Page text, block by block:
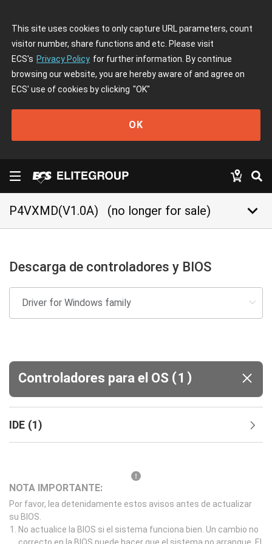
This site uses cookies to only capture URL parameters, count
visitor number, share functions and etc. Please visit
ECS's Privacy Policy for further information. By continue
browsing our website, you are hereby aware of and agree on
ECS' use of cookies by clicking "OK"
OK
P4VXMD(V1.0A) (no longer for sale) keyboard_arrow_down
Descarga de controladores y BIOS
Controladores para el OS (1 )
IDE (1)
NOTA IMPORTANTE:
Por favor, lea detenidamente estos avisos antes de actualizar
su BIOS.
No actualice la BIOS si el sistema funciona bien. Un cambio no